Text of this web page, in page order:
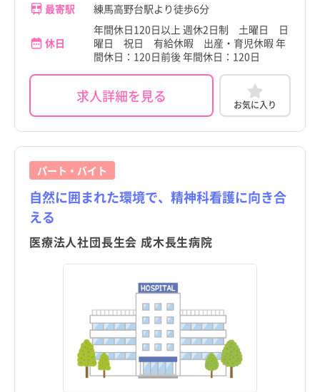
最寄駅
練馬高野台駅より徒歩6分
休日
年間休日120日以上 週休2日制 土曜日 日
曜日 祝日 有給休暇 出産・育児休暇 年
間休日：120日前後 年間休日：120日
求人詳細を見る お気に入り
パート・バイト
自然に囲まれた環境で、精神科看護に向き合
える
医療法人社団長生会 成木長生病院